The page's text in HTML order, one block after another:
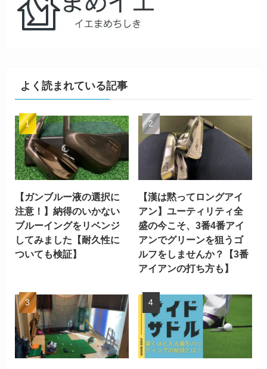
よく読まれている記事
【ガンブルー液の選択に
注意！】納得のいかない
ブルーイングをリベンジ
してみました【耐久性に
ついても検証】
【漢は黙ってロングアイ
アン】ユーティリティ全
盛の今こそ、3番4番アイ
アンでグリーンを狙うゴ
ルフをしませんか？【3番
アイアンの打ち方も】